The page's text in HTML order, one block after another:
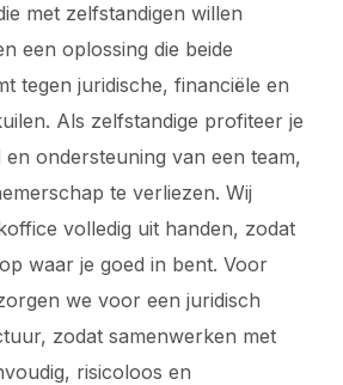
met zelfstandigen willen
een oplossing die beide
tegen juridische, financiële en
Als zelfstandige profiteer je
ondersteuning van een team,
te verliezen. Wij
volledig uit handen, zodat
waar je goed in bent. Voor
we voor een juridisch
zodat samenwerken met
risicoloos en